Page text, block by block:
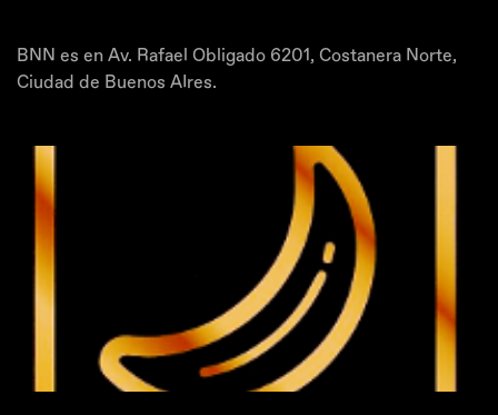
BNN es en Av. Rafael Obligado 6201, Costanera Norte,
Ciudad de Buenos AIres.